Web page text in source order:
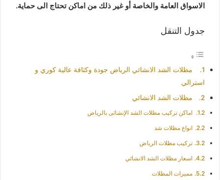
الاسواق العامة والخاصة أو غير ذلك من اماكن تحتاج الى حماية.
جدول التنقل
مظلات الشد الانشائي الرياض جودة وكثافة عالية كوري و
استرالي
مظلات الشد الانشائي
اماكن تركيب مظلات الشد الإنشائى بالرياض
انواع مظلات شد
تركيب مظلات الرياض
اسعار مظلات الشد الانشائي
مميزات المظلات